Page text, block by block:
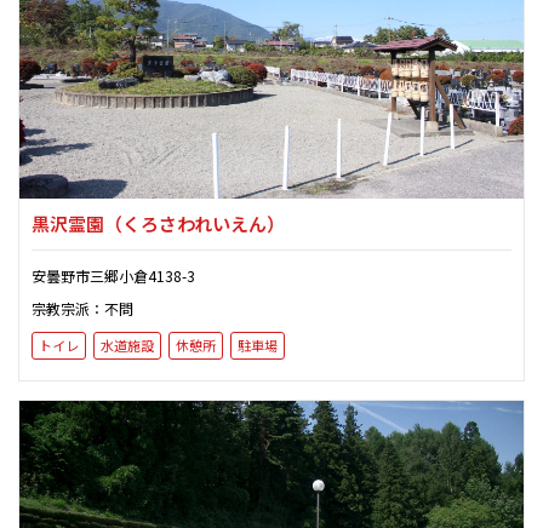
黒沢霊園 （くろさわれいえん）
安曇野市三郷小倉4138-3
宗教宗派：不問
トイレ 水道施設 休憩所 駐車場